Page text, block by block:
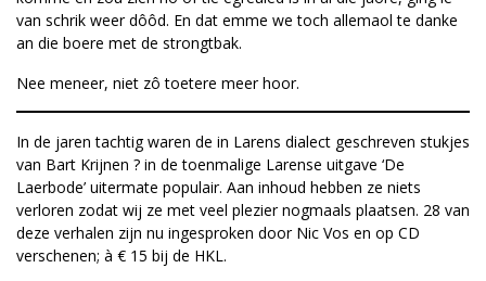
van schrik weer dôôd. En dat emme we toch allemaol te danke
an die boere met de strongtbak.
Nee meneer, niet zô toetere meer hoor.
In de jaren tachtig waren de in Larens dialect geschreven stukjes
van Bart Krijnen ? in de toenmalige Larense uitgave ‘De
Laerbode’ uitermate populair. Aan inhoud hebben ze niets
verloren zodat wij ze met veel plezier nogmaals plaatsen. 28 van
deze verhalen zijn nu ingesproken door Nic Vos en op CD
verschenen; à € 15 bij de HKL.